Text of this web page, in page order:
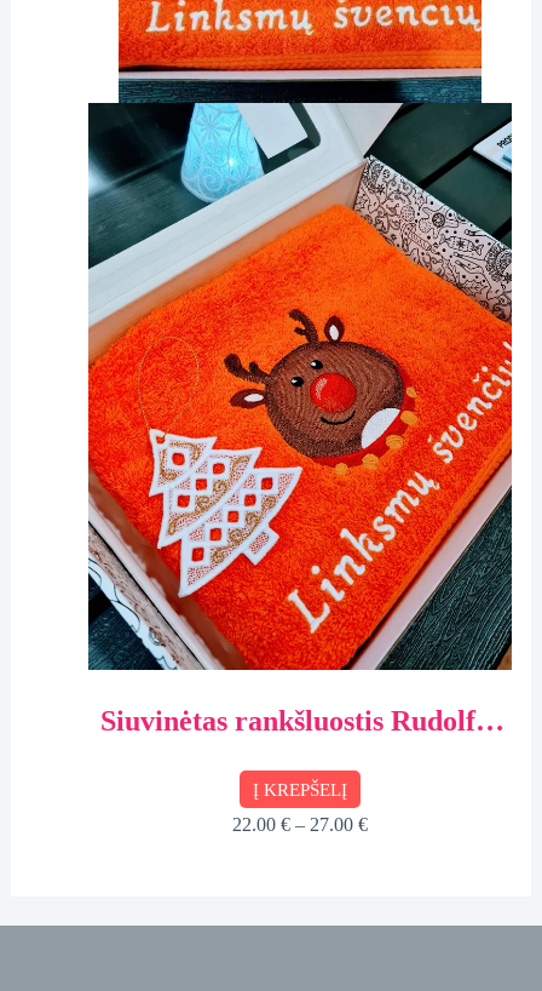
Siuvinėtas rankšluostis Rudolfas
su siuvinėta egle, dėžutėje
Į KREPŠELĮ
22.00 € – 27.00 €